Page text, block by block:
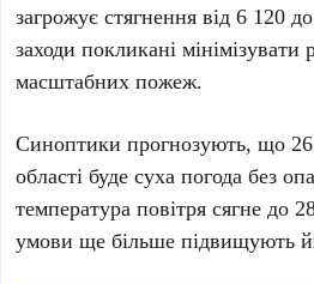
загрожує стягнення від6 120 до
заходи покликані
масштабних пожеж.
Синоптики прогнозують, що
області буде суха погода без
температура повітря сягне до
умови ще більше підвищують